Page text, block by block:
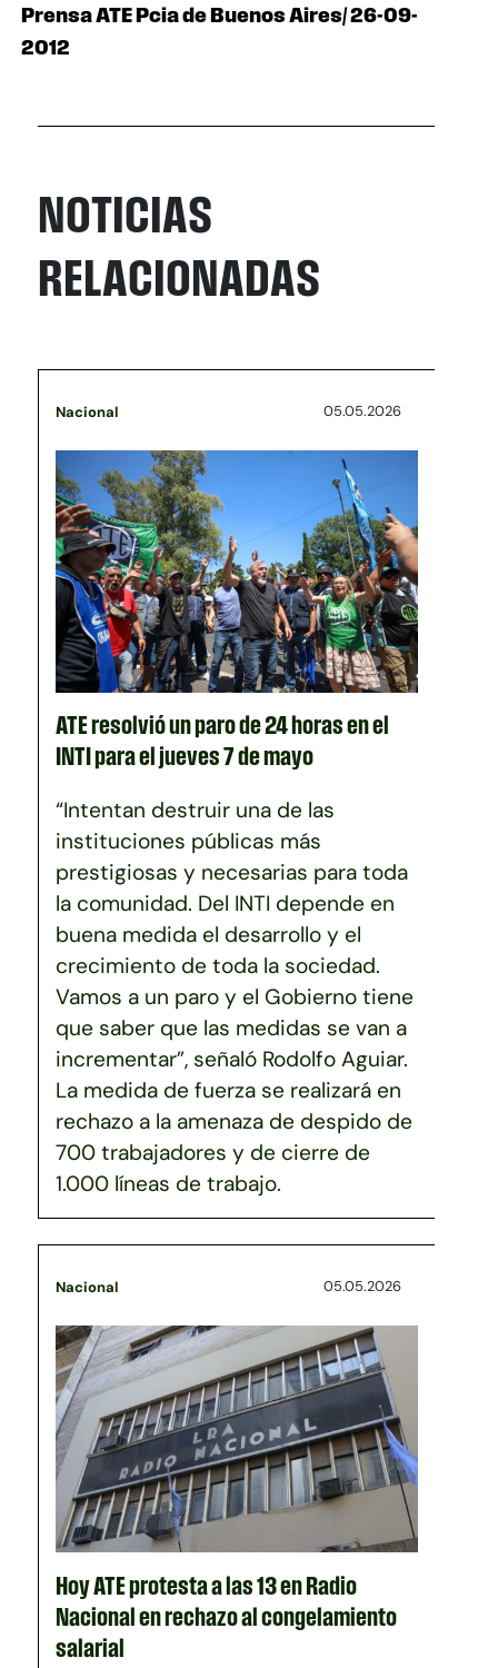
Prensa ATE Pcia de Buenos Aires/ 26-09-
2012
NOTICIAS
RELACIONADAS
Nacional 05.05.2026
ATE resolvió un paro de 24 horas en el
INTI para el jueves 7 de mayo
“Intentan destruir una de las
instituciones públicas más
prestigiosas y necesarias para toda
la comunidad. Del INTI depende en
buena medida el desarrollo y el
crecimiento de toda la sociedad.
Vamos a un paro y el Gobierno tiene
que saber que las medidas se van a
incrementar”, señaló Rodolfo Aguiar.
La medida de fuerza se realizará en
rechazo a la amenaza de despido de
700 trabajadores y de cierre de
1.000 líneas de trabajo.
Nacional 05.05.2026
Hoy ATE protesta a las 13 en Radio
Nacional en rechazo al congelamiento
salarial